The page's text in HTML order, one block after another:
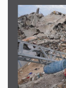
ŞOK! David